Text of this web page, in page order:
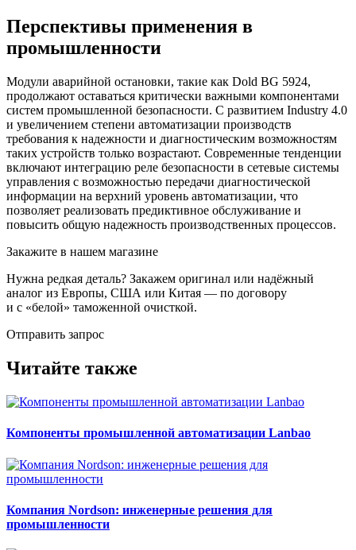
Перспективы применения в
промышленности
Модули аварийной остановки, такие как Dold BG 5924,
продолжают оставаться критически важными компонентами
систем промышленной безопасности. С развитием Industry 4.0
и увеличением степени автоматизации производств
требования к надежности и диагностическим возможностям
таких устройств только возрастают. Современные тенденции
включают интеграцию реле безопасности в сетевые системы
управления с возможностью передачи диагностической
информации на верхний уровень автоматизации, что
позволяет реализовать предиктивное обслуживание и
повысить общую надежность производственных процессов.
Закажите в нашем магазине
Нужна редкая деталь? Закажем оригинал или надёжный
аналог из Европы, США или Китая — по договору
и с «белой» таможенной очисткой.
Отправить запрос
Читайте также
Компоненты промышленной автоматизации Lanbao
Компания Nordson: инженерные решения для
промышленности